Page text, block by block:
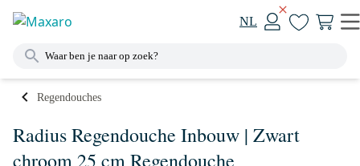
NL
Regendouches
Radius Regendouche Inbouw | Zwart
chroom 25 cm Regendouche